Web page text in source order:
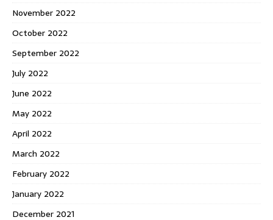
November 2022
October 2022
September 2022
July 2022
June 2022
May 2022
April 2022
March 2022
February 2022
January 2022
December 2021